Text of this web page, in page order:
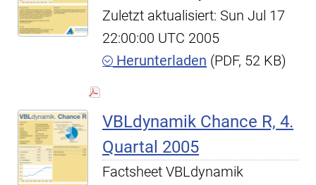
Zuletzt aktualisiert: Sun Jul 17
22:00:00 UTC 2005
Herunterladen (PDF, 52 KB)
VBLdynamik Chance R, 4.
Quartal 2005
Factsheet VBLdynamik